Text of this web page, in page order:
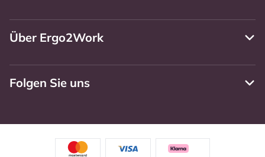
Über Ergo2Work
Folgen Sie uns